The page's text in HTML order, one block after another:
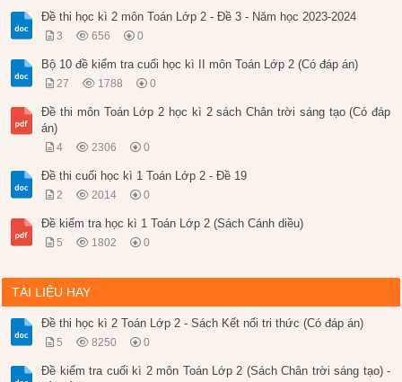
Đề thi học kì 2 môn Toán Lớp 2 - Đề 3 - Năm học 2023-2024
3 656 0
Bộ 10 đề kiểm tra cuối học kì II môn Toán Lớp 2 (Có đáp án)
27 1788 0
Đề thi môn Toán Lớp 2 học kì 2 sách Chân trời sáng tạo (Có đáp
án)
4 2306 0
Đề thi cuối học kì 1 Toán Lớp 2 - Đề 19
2 2014 0
Đề kiểm tra học kì 1 Toán Lớp 2 (Sách Cánh diều)
5 1802 0
TÀI LIỆU HAY
Đề thi học kì 2 Toán Lớp 2 - Sách Kết nối tri thức (Có đáp án)
5 8250 0
Đề kiểm tra cuối kì 2 môn Toán Lớp 2 (Sách Chân trời sáng tạo) -